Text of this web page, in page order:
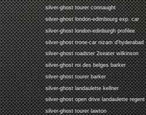
silver-ghost tourer connaught
silver-ghost london-edimbourg exp. car
silver-ghost london-edinburgh profilee
silver-ghost trone-car nizam d'hyderabad
silver-ghost roadster 2seater wilkinson
silver-ghost roi des belges barker
silver-ghost tourer barker
silver-ghost landaulette kellner
silver-ghost open drive landaulette regent
silver-ghost tourer lawton